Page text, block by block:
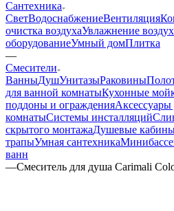
Сантехника
СветВодоснабжениеВентиляция
очистка воздухаУвлажнение
оборудованиеУмный домПлитка
—
Смесители
ВанныДушУнитазыРаковины
для ванной комнатыКухонные
поддоны и огражденияАксессуары
комнатыСистемы инсталляций
скрытого монтажаДушевые
трапыУмная сантехника
ванн
—Смеситель для душа Carimali